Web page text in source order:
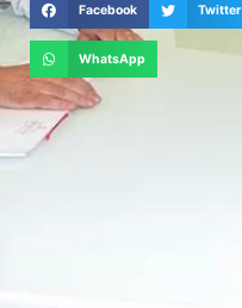
Facebook Twitter
WhatsApp